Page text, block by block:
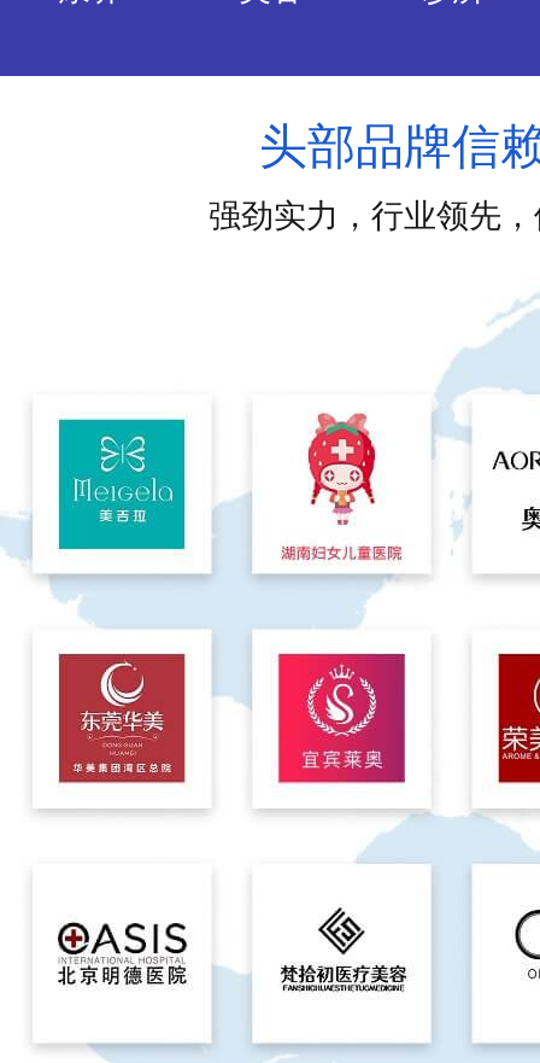
医美 教育 家政
头部品牌信
强劲实力，行业领先